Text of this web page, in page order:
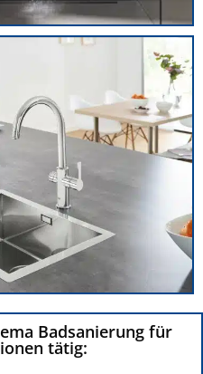
Badsanierung für
tätig: